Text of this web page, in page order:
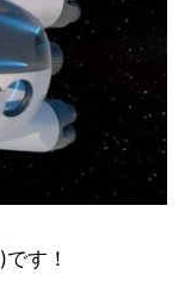
)です！